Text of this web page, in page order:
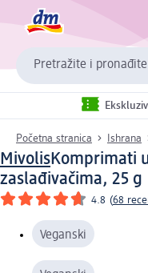
Pretražite i pronađite
Početna stranica Ishrana
MivolisKomprimati
zaslađivačima, 25 g
4.8 (68
Veganski